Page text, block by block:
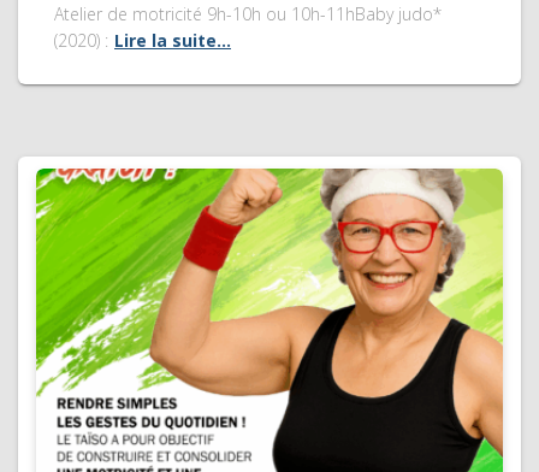
Atelier de motricité 9h-10h ou 10h-11hBaby judo*
(2020) : Lire la suite…